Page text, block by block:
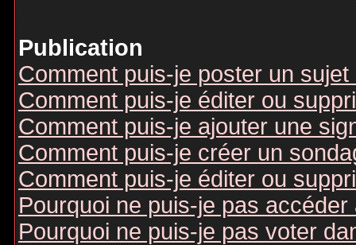
Publication
Comment puis-je poster un
Comment puis-je éditer ou
Comment puis-je ajouter une
Comment puis-je créer un
Comment puis-je éditer ou
Pourquoi ne puis-je pas accéder
Pourquoi ne puis-je pas voter